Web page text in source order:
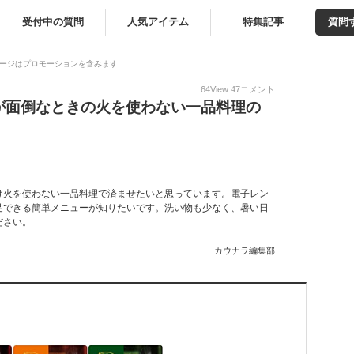
受付中の質問 人気アイテム 特集記事 質問
ジはプロモーションを含みます
64View 47コメント
倒なときの火を使わない一品料理の
を使わない一品料理で済ませたいと思っています。電子レン
きる簡単メニューが知りたいです。洗い物も少なく、暑い日
い。
カウナラ編集部